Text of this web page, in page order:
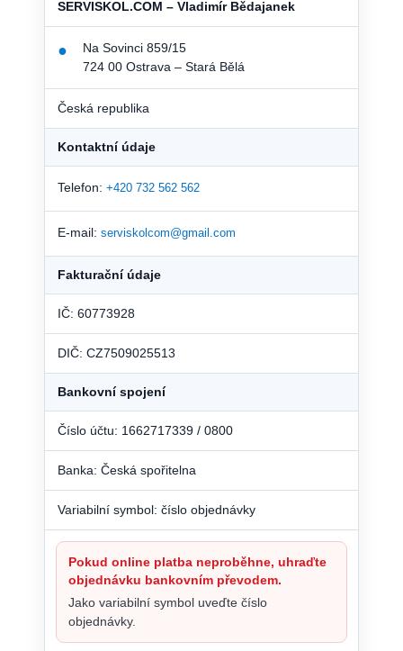
SERVISKOL.COM – Vladimír Bědajanek
●
Na Sovinci 859/15
724 00 Ostrava – Stará Bělá
Česká republika
Kontaktní údaje
Telefon: +420 732 562 562
E-mail: serviskolcom@gmail.com
Fakturační údaje
IČ: 60773928
DIČ: CZ7509025513
Bankovní spojení
Číslo účtu: 1662717339 / 0800
Banka: Česká spořitelna
Variabilní symbol: číslo objednávky
Pokud online platba neproběhne, uhraďte
objednávku bankovním převodem.
Jako variabilní symbol uveďte číslo
objednávky.